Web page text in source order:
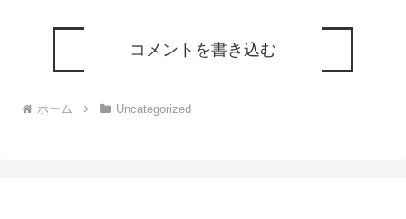
コメントを書き込む
ホーム Uncategorized